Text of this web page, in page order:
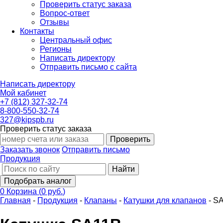
Проверить статус заказа
Вопрос-ответ
Отзывы
Контакты
Центральный офис
Регионы
Написать директору
Отправить письмо с сайта
Написать директору
Мой кабинет
+7 (812) 327-32-74
8-800-550-32-74
327@kipspb.ru
Проверить статус заказа
Проверить
Заказать звонок Отправить письмо
Продукция
Найти
Подобрать аналог
0 Корзина (0 руб.)
Главная - Продукция - Клапаны - Катушки для клапанов -